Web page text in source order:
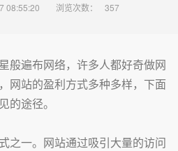
08:55:20 浏览次数： 357
般遍布网络，许多人都好奇做网
网站的盈利方式多种多样，下面
的途径。
之一。网站通过吸引大量的访问